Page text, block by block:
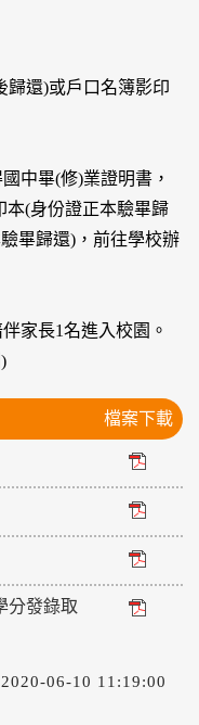
歸還)或戶口名簿影印
中畢(修)業證明書，
本(身份證正本驗畢歸
畢歸還)，前往學校辦
家長1名進入校園。
檔案下載
分發錄取
2020-06-10 11:19:00